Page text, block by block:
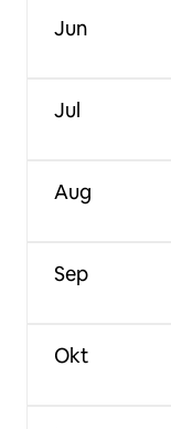
Jun
Jul
Aug
Sep
Okt